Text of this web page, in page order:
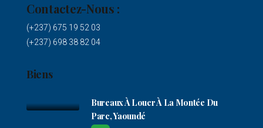
Contactez-Nous :
(+237) 675 19 52 03
(+237) 698 38 82 04
Biens
Bureaux À Louer À La Montée Du
Parc, Yaoundé